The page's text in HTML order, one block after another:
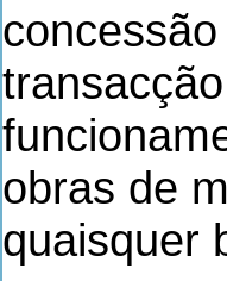
obras de
quaisquer